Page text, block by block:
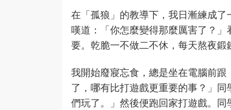
在「孤狼」的教導下，我日漸練成
嘆道：「你怎麼變得那麼厲害了？
要。乾脆一不做二不休，每天熬夜鍛
我開始廢寢忘食，總是坐在電腦前
了，哪有比打遊戲更重要的事？」
們玩了。」然後便跑回家打遊戲。